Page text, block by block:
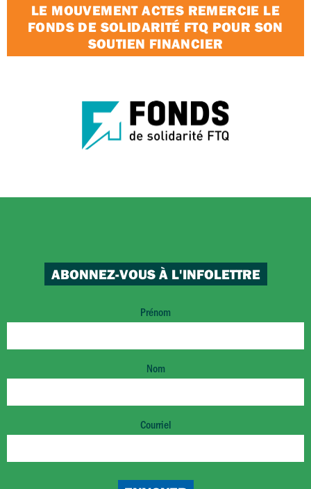
LE MOUVEMENT ACTES REMERCIE LE
FONDS DE SOLIDARITÉ FTQ POUR SON
SOUTIEN FINANCIER
ABONNEZ-VOUS À L'INFOLETTRE
Prénom
Nom
Courriel